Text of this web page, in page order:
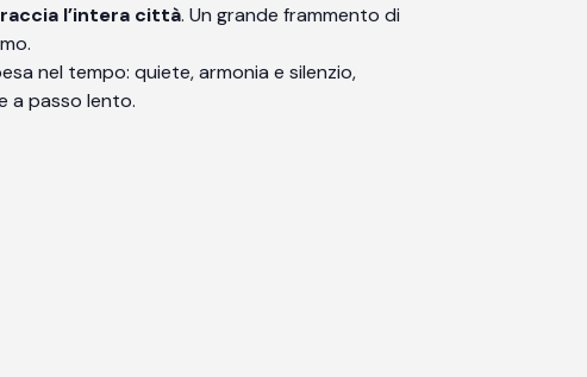
l’intera città. Un grande frammento di
nel tempo: quiete, armonia e silenzio,
a passo lento.